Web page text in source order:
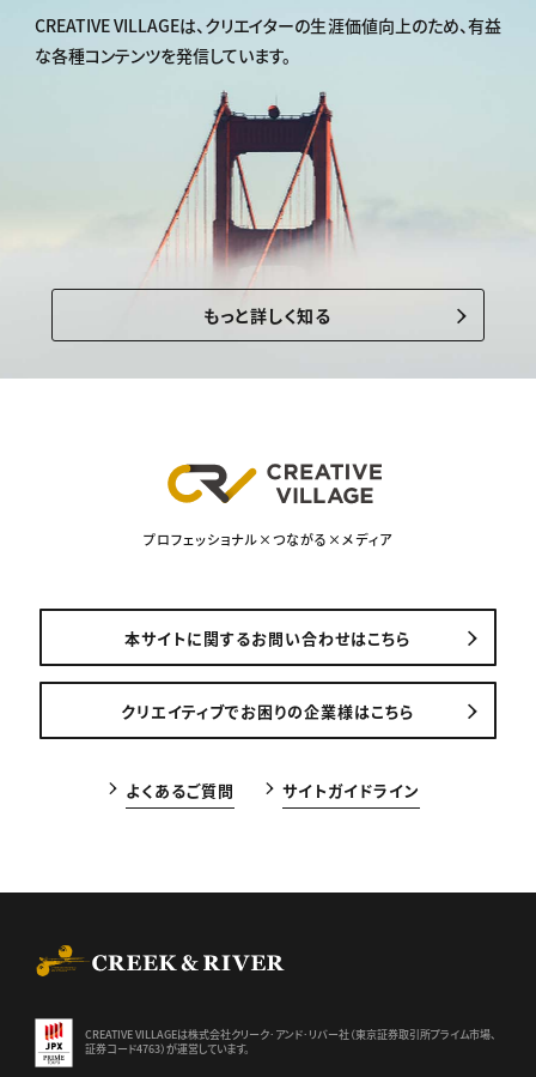
CREATIVE VILLAGEは、クリエイターの生涯価値向上のため、有益
な各種コンテンツを発信しています。
もっと詳しく知る
プロフェッショナル×つながる×メディア
本サイトに関するお問い合わせはこちら
クリエイティブでお困りの企業様はこちら
よくあるご質問 サイトガイドライン
CREATIVE VILLAGEは株式会社クリーク･アンド･リバー社（東京証券取引所プライム市場、
証券コード4763）が運営しています。